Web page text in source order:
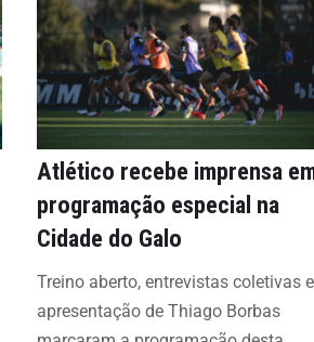
Atlético recebe imprensa
programação especial na
Cidade do Galo
Treino aberto, entrevistas coletivas e
apresentação de Thiago Borbas